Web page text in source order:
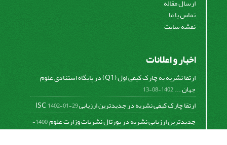
ارسال مقاله
تماس با ما
نقشه سایت
اخبار و اعلانات
ارتقا نشریه به چارک کیفی اول (Q1) در پایگاه استنادی علوم
جهان ...1402-08-13
ارتقا چارک کیفی نشریه در جدیدترین ارزیابی ISC1402-01-29
جدیدترین ارزیابی نشریه در پورتال نشریات وزارت علوم
1400-